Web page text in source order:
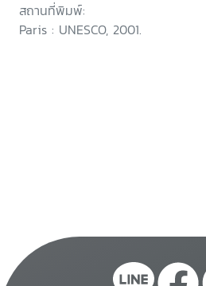
สถานที่พิมพ์:
Paris : UNESCO, 2001.